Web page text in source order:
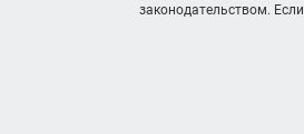
законодательством.